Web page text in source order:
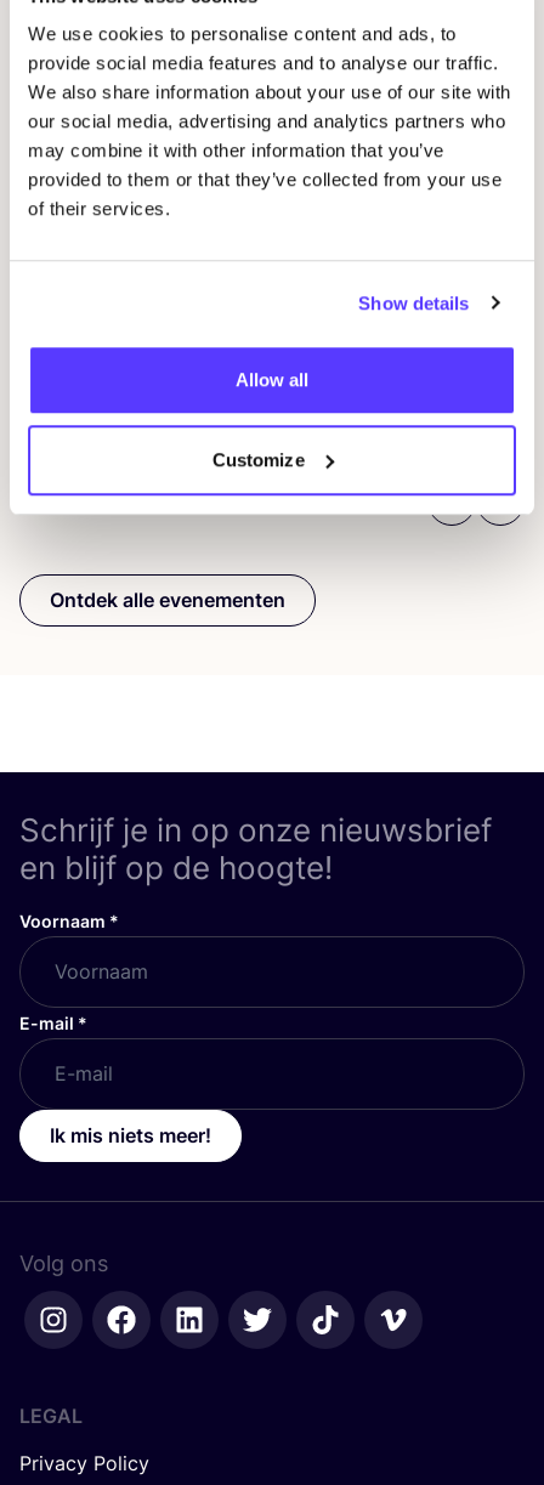
We use cookies to personalise content and ads, to
provide social media features and to analyse our traffic.
We also share information about your use of our site with
our social media, advertising and analytics partners who
may combine it with other information that you’ve
provided to them or that they’ve collected from your use
of their services.
Show details
Allow all
Customize
Beginner Haakworkshop: Bandana –
Workshop
Previous
Next
Ontdek alle evenementen
Schrijf je in op onze nieuwsbrief
en blijf op de hoogte!
Voornaam *
E-mail *
Ik mis niets meer!
Volg ons
LEGAL
Privacy Policy